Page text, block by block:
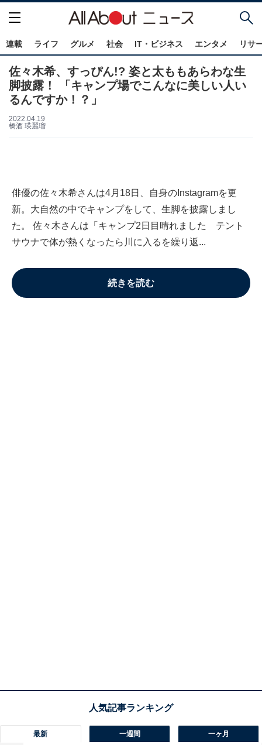
連載 ライフ グルメ 社会 IT・ビジネス エンタメ リサ
佐々木希、すっぴん!? 姿と太ももあらわな生
脚披露！ 「キャンプ場でこんなに美しい人い
るんですか！？」
2022.04.19
橋酒 瑛麗瑠
俳優の佐々木希さんは4月18日、自身のInstagramを更
新。大自然の中でキャンプをして、生脚を披露しまし
た。 佐々木さんは「キャンプ2日目晴れました テント
サウナで体が熱くなったら川に入るを繰り返...
続きを読む
最新 一週間 一ヶ月